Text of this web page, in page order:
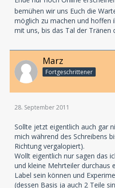
bemühen wir uns Euch die
möglich zu machen und hoffen
mit uns, bis das Tal der Tränen
Marz
Fortgeschrittener
28. September 2011
Sollte jetzt eigentlich auch gar
mich während des Schreibens
Richtung vergalopiert).
Wollt eigentlich nur sagen das
und kleine Mehrteiler durchaus
Label sein können und
(dessen Basis ja auch 2 Teile